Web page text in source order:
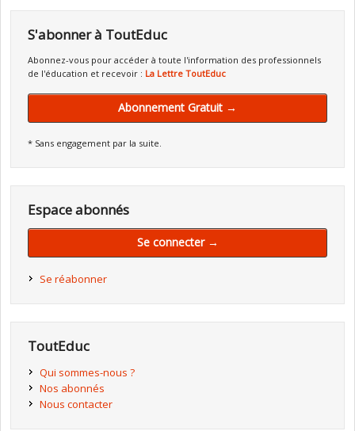
S'abonner à ToutEduc
Abonnez-vous pour accéder à toute l'information des professionnels
de l'éducation et recevoir : La Lettre ToutEduc
Abonnement Gratuit →
* Sans engagement par la suite.
Espace abonnés
Se connecter →
Se réabonner
ToutEduc
Qui sommes-nous ?
Nos abonnés
Nous contacter